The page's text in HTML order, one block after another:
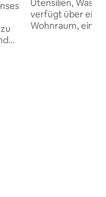
Utensilien,
verfügt über eine
Wohnraum, ein